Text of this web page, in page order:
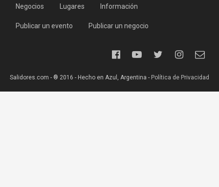
Negocios Lugares Información
Publicar un evento Publicar un negocio
Salidores.com - ® 2016 - Hecho en Azul, Argentina - Política de Privacidad